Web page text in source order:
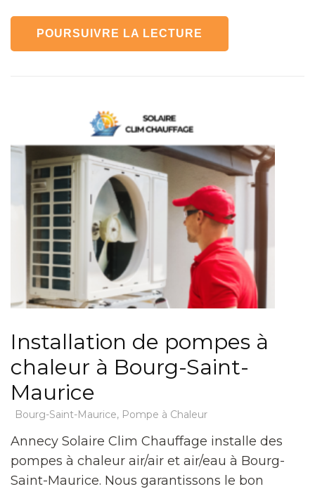
POURSUIVRE LA LECTURE
Installation de pompes à
chaleur à Bourg-Saint-
Maurice
Bourg-Saint-Maurice, Pompe à Chaleur
Annecy Solaire Clim Chauffage installe des
pompes à chaleur air/air et air/eau à Bourg-
Saint-Maurice. Nous garantissons le bon